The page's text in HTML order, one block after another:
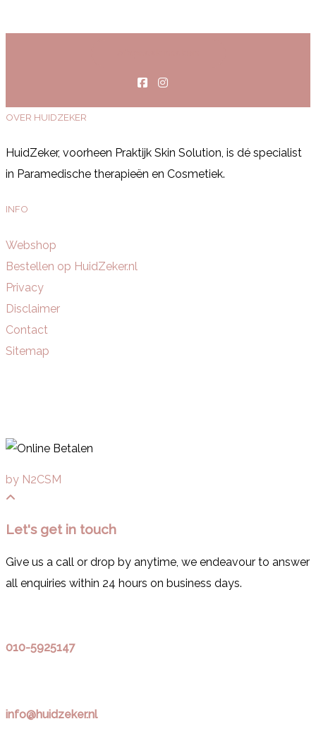
OVER HUIDZEKER
HuidZeker, voorheen Praktijk Skin Solution, is dé specialist
in Paramedische therapieën en Cosmetiek.
INFO
Webshop
Bestellen op HuidZeker.nl
Privacy
Disclaimer
Contact
Sitemap
by N2CSM
Let's get in touch
Give us a call or drop by anytime, we endeavour to answer
all enquiries within 24 hours on business days.
010-5925147
info@huidzeker.nl